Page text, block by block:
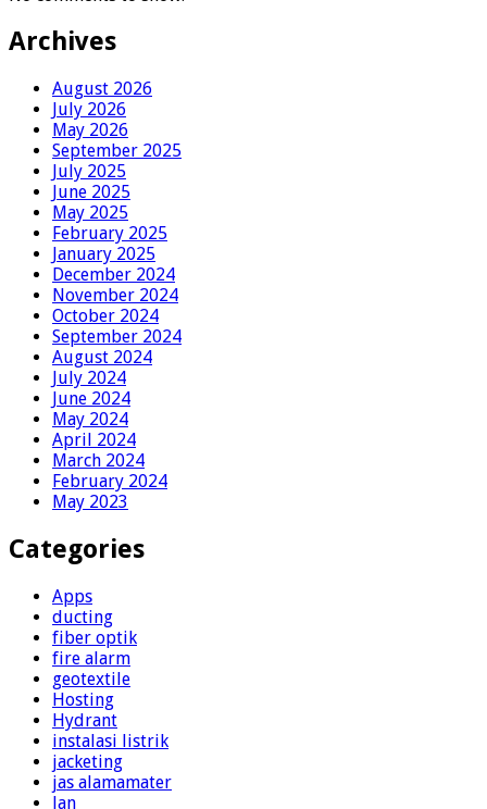
Archives
August 2026
July 2026
May 2026
September 2025
July 2025
June 2025
May 2025
February 2025
January 2025
December 2024
November 2024
October 2024
September 2024
August 2024
July 2024
June 2024
May 2024
April 2024
March 2024
February 2024
May 2023
Categories
Apps
ducting
fiber optik
fire alarm
geotextile
Hosting
Hydrant
instalasi listrik
jacketing
jas alamamater
lan